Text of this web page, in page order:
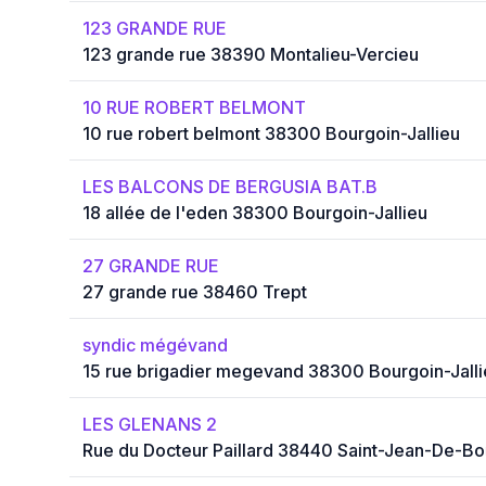
123 GRANDE RUE
123 grande rue 38390 Montalieu-Vercieu
10 RUE ROBERT BELMONT
10 rue robert belmont 38300 Bourgoin-Jallieu
LES BALCONS DE BERGUSIA BAT.B
18 allée de l'eden 38300 Bourgoin-Jallieu
27 GRANDE RUE
27 grande rue 38460 Trept
syndic mégévand
15 rue brigadier megevand 38300 Bourgoin-
LES GLENANS 2
Rue du Docteur Paillard 38440 Saint-Jean-De-